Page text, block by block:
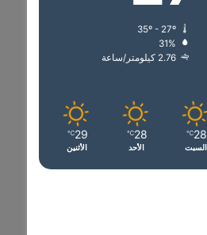
31%
2.76 كيلومتر/ساعة
28
℃
السبت
28
℃
الأحد
29
℃
الأثنين